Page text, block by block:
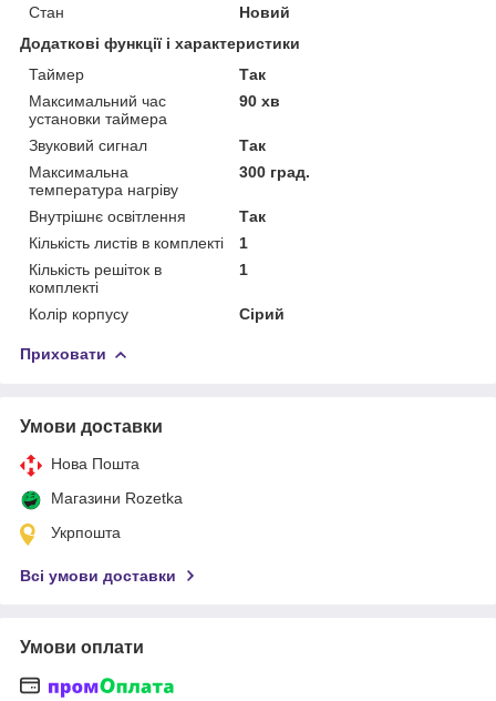
Стан
Новий
Додаткові функції і характеристики
Таймер
Так
Максимальний час
установки таймера
90 хв
Звуковий сигнал
Так
Максимальна
температура нагріву
300 град.
Внутрішнє освітлення
Так
Кількість листів в комплекті
1
Кількість решіток в
комплекті
1
Колір корпусу Сірий
Приховати
Умови доставки
Нова Пошта
Магазини Rozetka
Укрпошта
Всі умови доставки
Умови оплати